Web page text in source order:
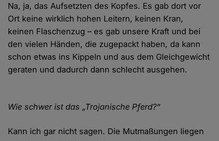
Na, ja, das Aufsetzten des Kopfes. Es gab dort vor
Ort keine wirklich hohen Leitern, keinen Kran,
keinen Flaschenzug – es gab unsere Kraft und bei
den vielen Händen, die zugepackt haben, da kann
schon etwas ins Kippeln und aus dem Gleichgewicht
geraten und dadurch dann schlecht ausgehen.
Wie schwer ist das „Trojanische Pferd?“
Kann ich gar nicht sagen. Die Mutmaßungen liegen